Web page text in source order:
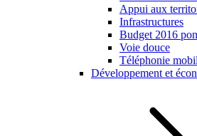
Appui aux
Infrastructures
Budget 2016
Voie douce
Téléphonie
Développement et